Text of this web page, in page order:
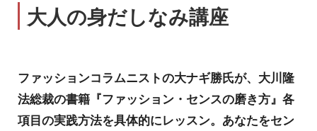
大人の身だしなみ講座
ファッションコラムニストの大ナギ勝氏が、大川隆
法総裁の書籍『ファッション・センスの磨き方』各
項目の実践方法を具体的にレッスン。あなたをセン